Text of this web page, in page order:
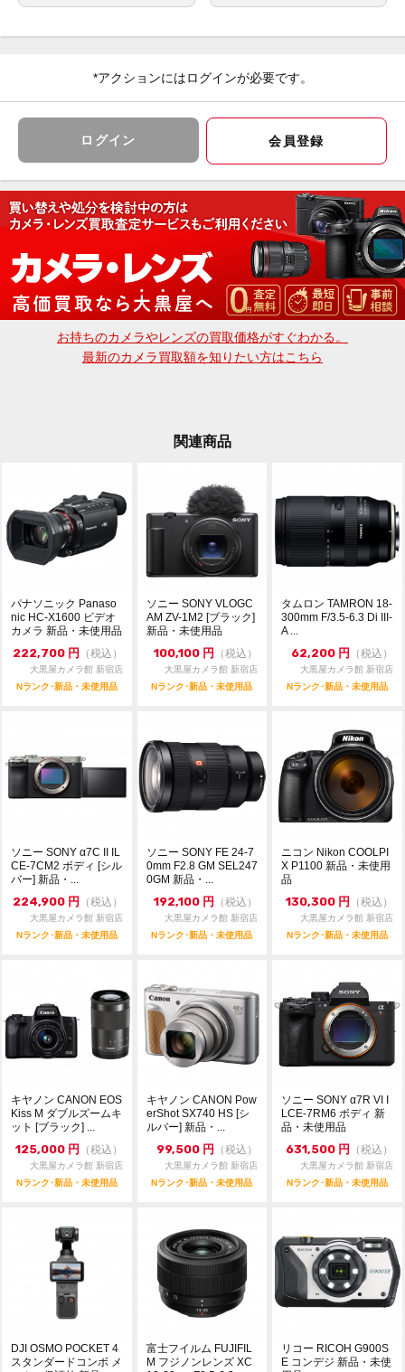
域で最短撮影距離0.28mの高い近接撮影能力を備え、す
す。
ます。
大黒屋カメラ館 新宿店
〒160-0023 東京都新宿区西新宿1-2-12 丸幸ビル2F
お買取り、下取りも行っております。
送料無料のLINE査定、宅配買取も可能です。
詳しくはトップページの大きなバナーをクリック
*アクションにはログインが必要です。
ログイン 会員登録
お持ちのカメラやレンズの買取価格がすぐわかる。
最新のカメラ買取額を知りたい方はこちら
関連商品
パナソニック Panaso
nic HC-X1600 ビデオ
カメラ 新品・未使用品
222,700 円 （税込）
大黒屋カメラ館 新宿店
Nランク･新品・未使用品
ソニー SONY VLOGC
AM ZV-1M2 [ブラック]
新品・未使用品
100,100 円 （税込）
大黒屋カメラ館 新宿店
Nランク･新品・未使用品
タムロン TAMRON 18-
300mm F/3.5-6.3 Di III-
A ...
62,200 円 （税込）
大黒屋カメラ館 新宿店
Nランク･新品・未使用品
ソニー SONY α7C II IL
CE-7CM2 ボディ [シル
バー] 新品・...
224,900 円 （税込）
大黒屋カメラ館 新宿店
Nランク･新品・未使用品
ソニー SONY FE 24-7
0mm F2.8 GM SEL247
0GM 新品・...
192,100 円 （税込）
大黒屋カメラ館 新宿店
Nランク･新品・未使用品
ニコン Nikon COOLPI
X P1100 新品・未使用
品
130,300 円 （税込）
大黒屋カメラ館 新宿店
Nランク･新品・未使用品
キヤノン CANON EOS
Kiss M ダブルズームキ
ット [ブラック] ...
125,000 円 （税込）
大黒屋カメラ館 新宿店
Nランク･新品・未使用品
キヤノン CANON Pow
erShot SX740 HS [シ
ルバー] 新品・...
99,500 円 （税込）
大黒屋カメラ館 新宿店
Nランク･新品・未使用品
ソニー SONY α7R VI I
LCE-7RM6 ボディ 新
品・未使用品
631,500 円 （税込）
大黒屋カメラ館 新宿店
Nランク･新品・未使用品
DJI OSMO POCKET 4
スタンダードコンボ メ
富士フイルム FUJIFIL
M フジノンレンズ XC
リコー RICOH G900S
E コンデジ 新品・未使